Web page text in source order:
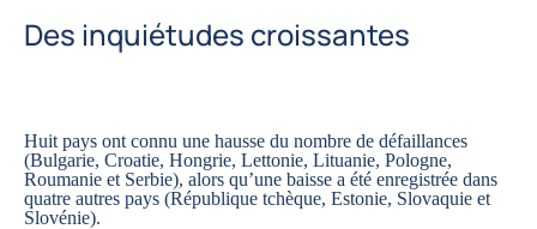
Des inquiétudes croissantes
Huit pays ont connu une hausse du nombre de défaillances
(Bulgarie, Croatie, Hongrie, Lettonie, Lituanie, Pologne,
Roumanie et Serbie), alors qu’une baisse a été enregistrée dans
quatre autres pays (République tchèque, Estonie, Slovaquie et
Slovénie).